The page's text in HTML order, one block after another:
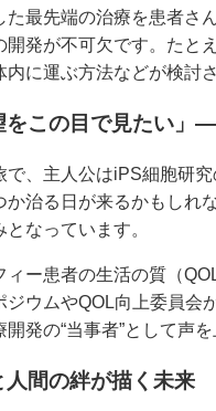
た最先端の治療を患者さ
開発が不可欠です。たと
内に運ぶ方法などが検討
をこの目で見たい
で、主人公はiPS細胞研
か治る日が来るかもし
なっています。
ィー患者の生活の質（
ジウムやQOL向上委員会
開発の“当事者”として声
人間の絆が描く未来